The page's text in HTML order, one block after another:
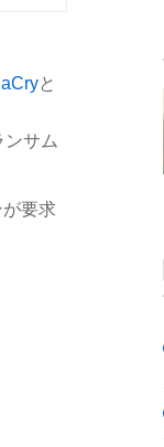
と
サム
要求